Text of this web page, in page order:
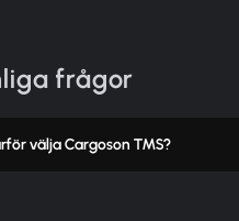
frågor
välja Cargoson TMS?